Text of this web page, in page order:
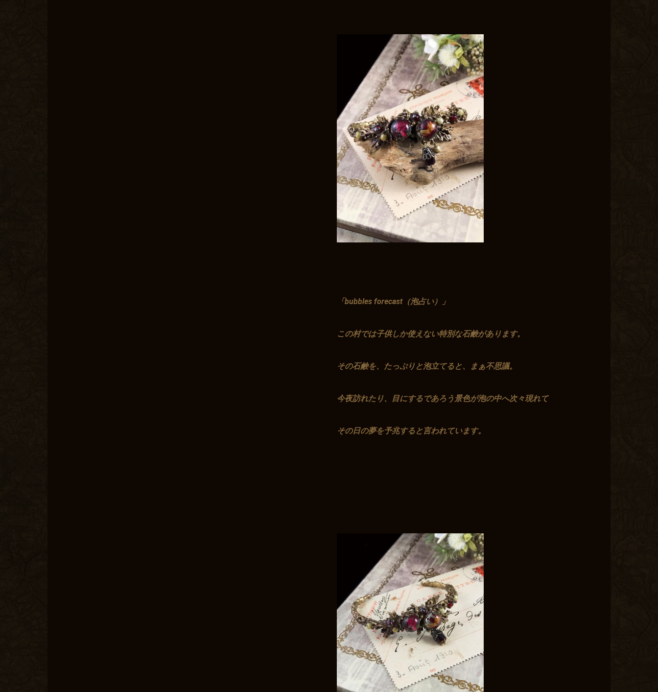
カートへ進む
「bubbles forecast（泡占い）」
この村では子供しか使えない特別な石鹸があります。
その石鹸を、たっぷりと泡立てると、まぁ不思議。
今夜訪れたり、目にするであろう景色が泡の中へ次々現れて
その日の夢を予兆すると言われています。